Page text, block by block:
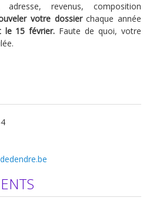
adresse, revenus, composition
votre dossierchaque année
le 15 février. Faute de quoi, votre